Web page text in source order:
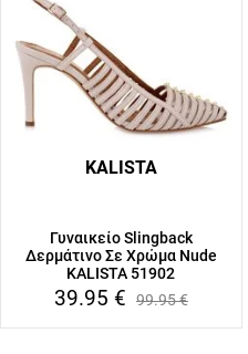
KALISTA
Γυναικείο Slingback
Δερμάτινο Σε Χρώμα Nude
KALISTA 51902
39.95 € 99.95€